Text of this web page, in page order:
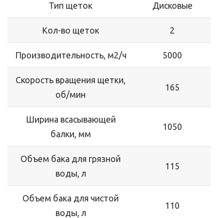
Тип щеток Дисковые
Кол-во щеток 2
Производительность, м2/ч 5000
Скорость вращения щетки,
об/мин
165
Ширина всасывающей
балки, мм
1050
Объем бака для грязной
воды, л
115
Объем бака для чистой
воды, л
110